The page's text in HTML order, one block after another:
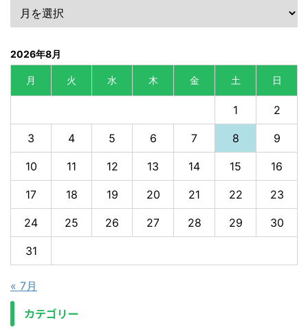
2026年8月
月 火 水 木 金 土 日
1 2
3 4 5 6 7 8 9
10 11 12 13 14 15 16
17 18 19 20 21 22 23
24 25 26 27 28 29 30
31
« 7月
カテゴリー